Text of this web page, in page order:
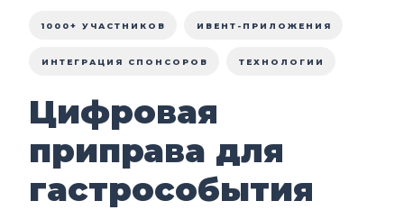
1000+ УЧАСТНИКОВ ИВЕНТ-ПРИЛОЖЕНИЯ
ИНТЕГРАЦИЯ СПОНСОРОВ ТЕХНОЛОГИИ
Цифровая
приправа для
гастрособытия